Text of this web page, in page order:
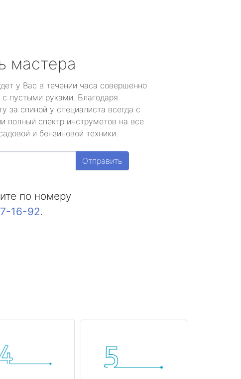
мастера
у Вас в течении часа совершенно
с пустыми руками. Благодаря
за спиной у специалиста всегда с
полный спектр инструметов на все
и бензиновой техники.
Отправить
по номеру
16-92.